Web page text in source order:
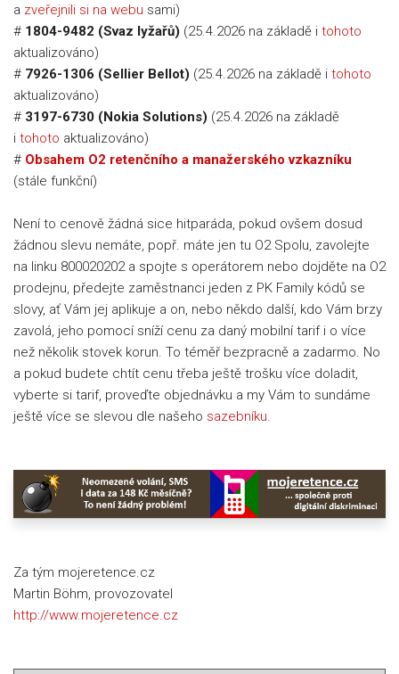
a zveřejnili si na webu sami)
# 1804-9482 (Svaz lyžařů) (25.4.2026 na základě i tohoto
aktualizováno)
# 7926-1306 (Sellier Bellot) (25.4.2026 na základě i tohoto
aktualizováno)
# 3197-6730 (Nokia Solutions) (25.4.2026 na základě
i tohoto aktualizováno)
# Obsahem O2 retenčního a manažerského vzkazníku
(stále funkční)
Není to cenově žádná sice hitparáda, pokud ovšem dosud
žádnou slevu nemáte, popř. máte jen tu O2 Spolu, zavolejte
na linku 800020202 a spojte s operátorem nebo dojděte na O2
prodejnu, předejte zaměstnanci jeden z PK Family kódů se
slovy, ať Vám jej aplikuje a on, nebo někdo další, kdo Vám brzy
zavolá, jeho pomocí sníží cenu za daný mobilní tarif i o více
než několik stovek korun. To téměř bezpracně a zadarmo. No
a pokud budete chtít cenu třeba ještě trošku více doladit,
vyberte si tarif, proveďte objednávku a my Vám to sundáme
ještě více se slevou dle našeho sazebníku.
Za tým mojeretence.cz
Martin Böhm, provozovatel
http://www.mojeretence.cz